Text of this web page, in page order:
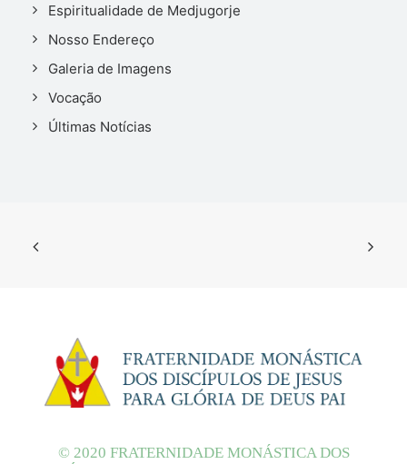
Espiritualidade de Medjugorje
Nosso Endereço
Galeria de Imagens
Vocação
Últimas Notícias
© 2020 FRATERNIDADE MONÁSTICA DOS